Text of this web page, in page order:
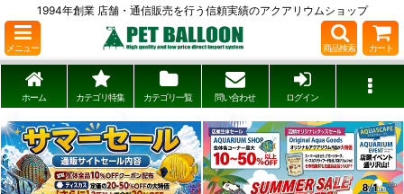
1994年創業 店舗・通信販売を行う信頼実績のアクアリウムショップ
メニュー 商品検索 カート
ホーム カテゴリ特集 カテゴリ一覧 問い合わせ ログイン